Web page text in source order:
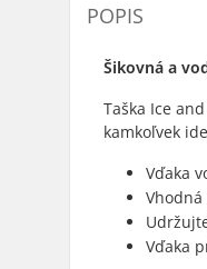
POPIS
Šikovná a
Taška Ice
kamkoľvek
Vďaka
Vhodná
Vďaka